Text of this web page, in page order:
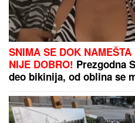
NOVIDETALjI JEZIVOG
BEOGRADU: Komšije
pozadina cele priče
Dragan